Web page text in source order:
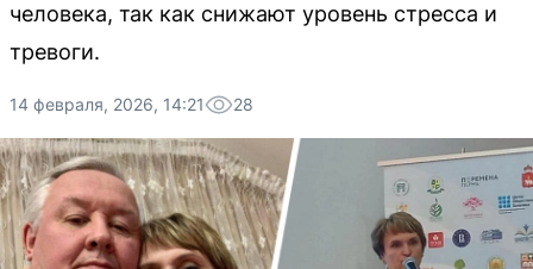
человека, так как снижают уровень стресса и
тревоги.
14 февраля, 2026, 14:21 28